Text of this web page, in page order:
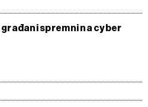
građani spremni na cyber